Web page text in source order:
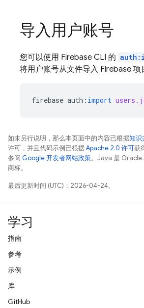
导入用户账号
您可以使用 Firebase CLI 的
将用户账号从文件导入 Firebase 项
firebase auth : import
如未另行说明，那么本页面中的内容已根据知识
许可，并且代码示例已根据Apache 2.0 许可获
参阅 Google 开发者网站政策。Java 是 Oracle
商标。
最后更新时间 (UTC)：2026-04-24。
学习
指南
参考
示例
库
GitHub